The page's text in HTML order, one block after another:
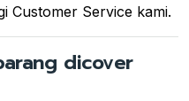
Customer Service kami.
dicover